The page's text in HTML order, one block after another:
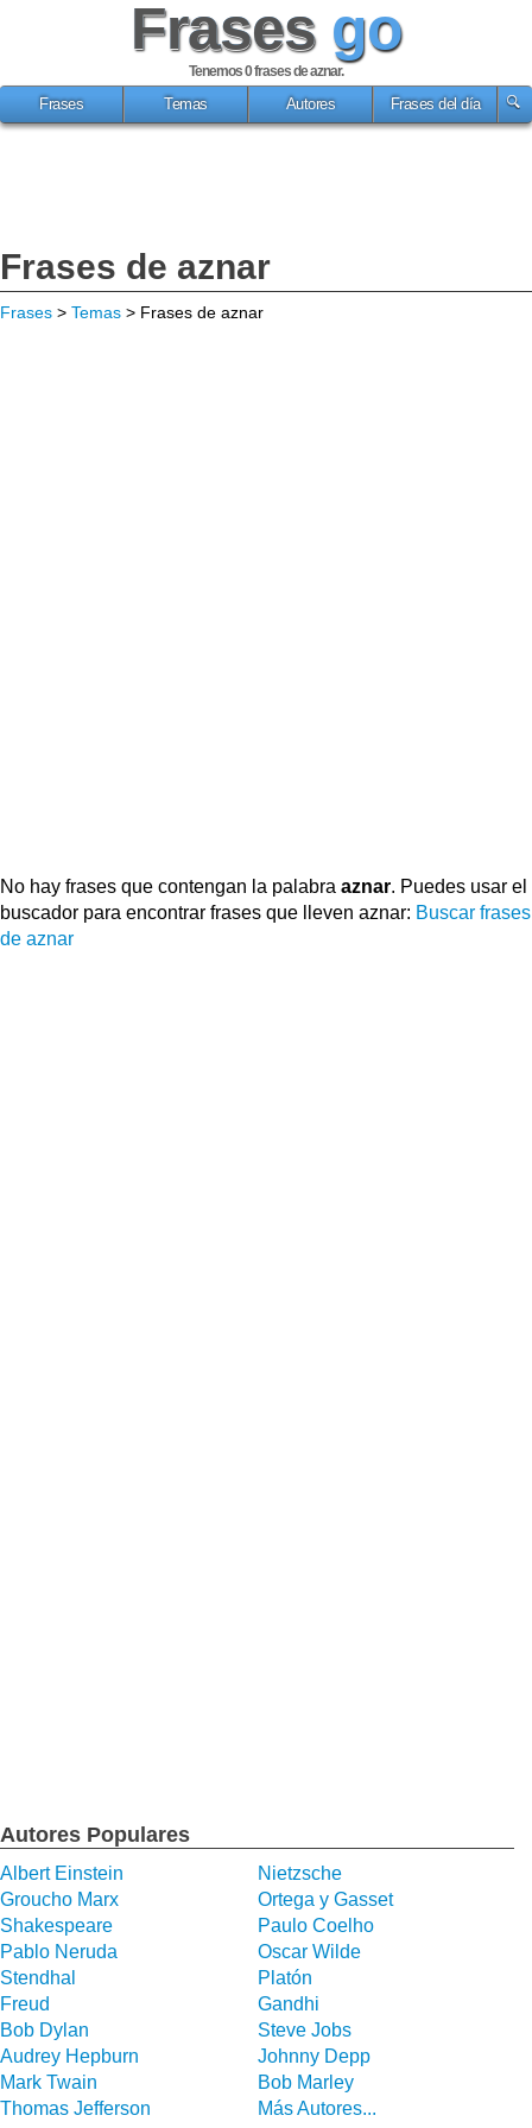
Frases go
Tenemos 0frases de aznar.
Frases
Temas Autores Frases del día
Frases de aznar
Frases > Temas > Frases de aznar
No hay frases que contengan la palabra aznar. Puedes usar el
buscador para encontrar frases que lleven aznar: Buscar frases
de aznar
Autores Populares
Albert Einstein
Nietzsche
Groucho Marx
Ortega y Gasset
Shakespeare
Paulo Coelho
Pablo Neruda
Oscar Wilde
Stendhal
Platón
Freud
Gandhi
Bob Dylan
Steve Jobs
Audrey Hepburn
Johnny Depp
Mark Twain
Bob Marley
Thomas Jefferson
Más Autores...